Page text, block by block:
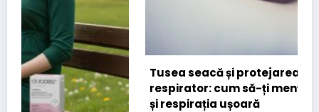
Tusea seacă și protejarea sistemului
respirator: cum să-ți menții plămânii sănătoși
și respirația ușoară